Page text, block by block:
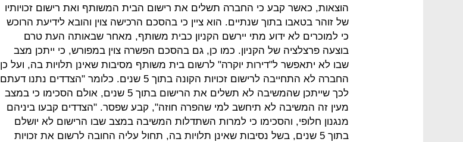
הוצאות, כאשר קבע כי החברה תשלים את רישום הבית המשותף ואת רישום זכויותיו
של זוהר בטאבו בתוך שנתיים. הוא ציין כי בהסכם הרכישה צוין והובא לידיעת הרוכש
כי למוכרים לא ידוע מתי יירשם הקניון כבית משותף, מאחר שבאותה העת טרם
בוצעה פרצלציה של הקניון. כמו כן, גם בהסכם הפשרה צוין במפורש, כי ייתכן מצב
שבו לא יתאפשר ל"דירות יוקרה" לרשום בית משותף מסיבות שאינן תלויות בה, ועל כן
החברה לא התחייבה לרישום זכויות הקונה בתוך 5 שנים. כלומר "הצדדים נתנו דעתם
לכך שייתכן שהמשיבה לא תשלים את הרישום בתוך 5 שנים, אולם הסכימו כי במצב
מעין זה המשיבה לא תיחשב למי שהפרה חוזה", קבע שפסר. "הצדדים קבעו ביניהם
מנגנון חלופי, והסכימו כי למרות השתדלות המשיבה במצב שבו הרישום לא יושלם
בתוך 5 שנים, בשל נסיבות שאינן תלויות בה, תחול עליה החובה לרשום את זכויות